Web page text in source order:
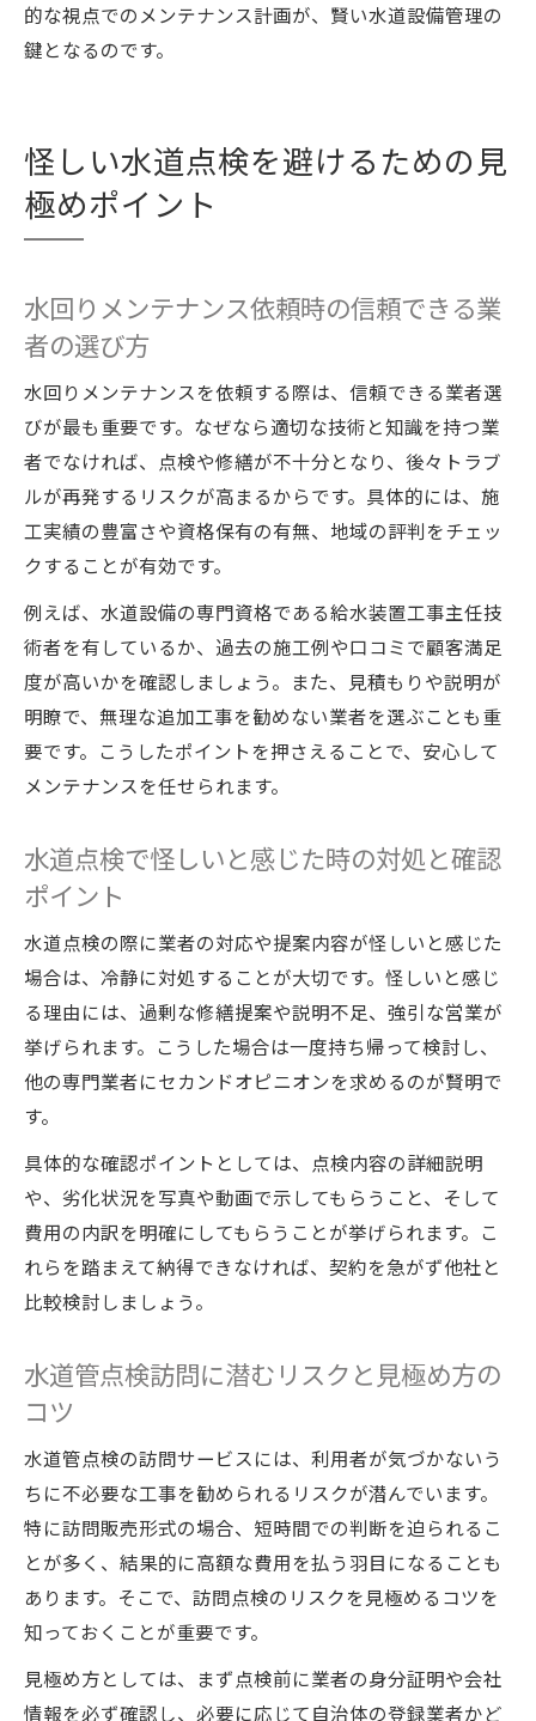
的な視点でのメンテナンス計画が、賢い水道設備管理の
鍵となるのです。
怪しい水道点検を避けるための見
極めポイント
水回りメンテナンス依頼時の信頼できる業
者の選び方
水回りメンテナンスを依頼する際は、信頼できる業者選
びが最も重要です。なぜなら適切な技術と知識を持つ業
者でなければ、点検や修繕が不十分となり、後々トラブ
ルが再発するリスクが高まるからです。具体的には、施
工実績の豊富さや資格保有の有無、地域の評判をチェッ
クすることが有効です。
例えば、水道設備の専門資格である給水装置工事主任技
術者を有しているか、過去の施工例や口コミで顧客満足
度が高いかを確認しましょう。また、見積もりや説明が
明瞭で、無理な追加工事を勧めない業者を選ぶことも重
要です。こうしたポイントを押さえることで、安心して
メンテナンスを任せられます。
水道点検で怪しいと感じた時の対処と確認
ポイント
水道点検の際に業者の対応や提案内容が怪しいと感じた
場合は、冷静に対処することが大切です。怪しいと感じ
る理由には、過剰な修繕提案や説明不足、強引な営業が
挙げられます。こうした場合は一度持ち帰って検討し、
他の専門業者にセカンドオピニオンを求めるのが賢明で
す。
具体的な確認ポイントとしては、点検内容の詳細説明
や、劣化状況を写真や動画で示してもらうこと、そして
費用の内訳を明確にしてもらうことが挙げられます。こ
れらを踏まえて納得できなければ、契約を急がず他社と
比較検討しましょう。
水道管点検訪問に潜むリスクと見極め方の
コツ
水道管点検の訪問サービスには、利用者が気づかないう
ちに不必要な工事を勧められるリスクが潜んでいます。
特に訪問販売形式の場合、短時間での判断を迫られるこ
とが多く、結果的に高額な費用を払う羽目になることも
あります。そこで、訪問点検のリスクを見極めるコツを
知っておくことが重要です。
見極め方としては、まず点検前に業者の身分証明や会社
情報を必ず確認し、必要に応じて自治体の登録業者かど